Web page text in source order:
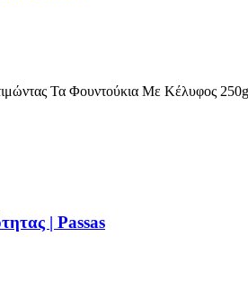
Τα Φουντούκια Με Κέλυφος
| Passas